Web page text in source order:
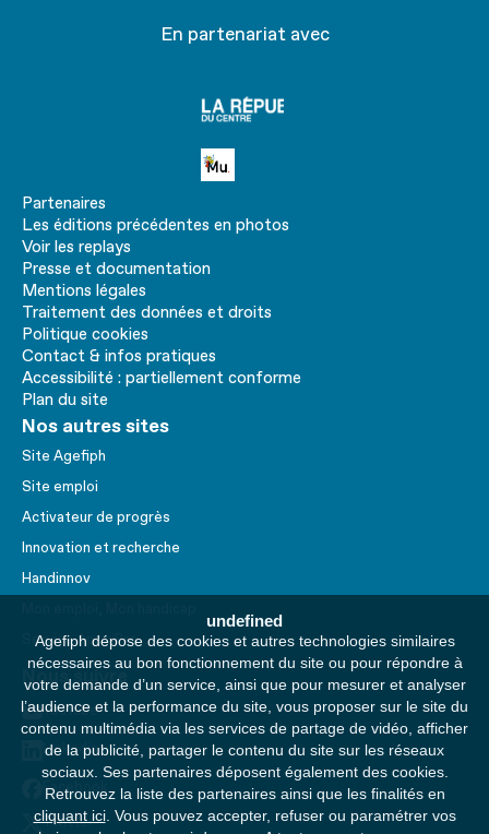
undefined
Agefiph dépose des cookies et autres technologies similaires
nécessaires au bon fonctionnement du site ou pour répondre à
votre demande d’un service, ainsi que pour mesurer et analyser
l’audience et la performance du site, vous proposer sur le site du
contenu multimédia via les services de partage de vidéo, afficher
de la publicité, partager le contenu du site sur les réseaux
sociaux. Ses partenaires déposent également des cookies.
Retrouvez la liste des partenaires ainsi que les finalités en
cliquant ici. Vous pouvez accepter, refuser ou paramétrer vos
En partenariat avec
république
Petite MU
Partenaires
Les éditions précédentes en photos
Voir les replays
Presse et documentation
Mentions légales
Traitement des données et droits
Politique cookies
Contact & infos pratiques
Accessibilité : partiellement conforme
Plan du site
Nos autres sites
Site Agefiph
Site emploi
Activateur de progrès
Innovation et recherche
Handinnov
Service AppuiPro
Nous suivre
Youtube
Linkedin
Facebook
Twitter